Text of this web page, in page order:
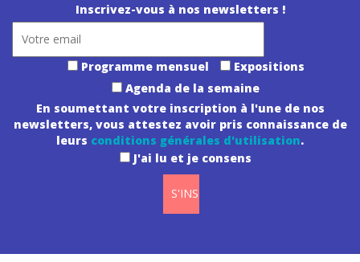
Inscrivez-vous à nos newsletters !
Programme mensuel
Expositions
Agenda de la semaine
En soumettant votre inscription à l'une de nos
newsletters, vous attestez avoir pris connaissance de
leurs conditions générales d'utilisation.
J'ai lu et je consens